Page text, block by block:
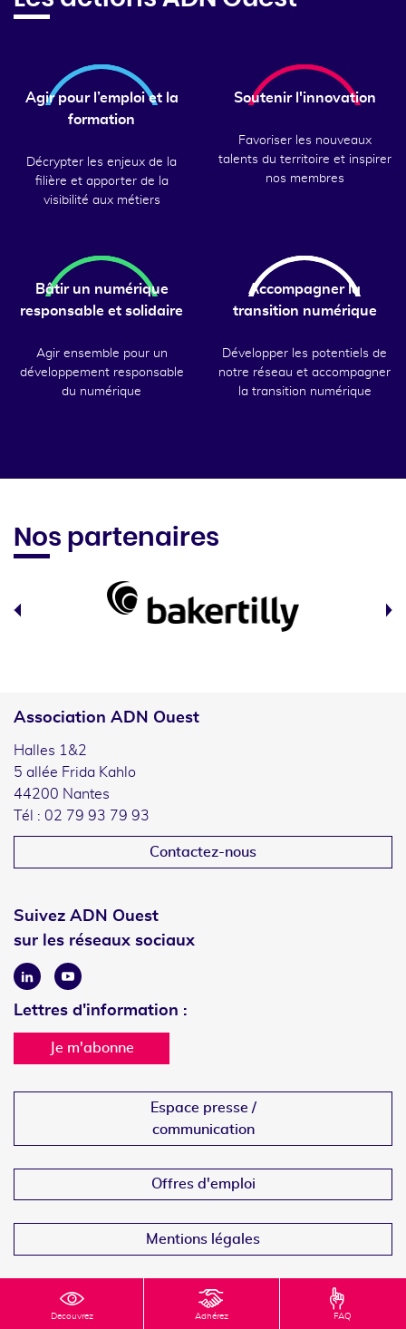
Decouvrez Adhérez FAQ
Agir pour l’emploi et la
formation
Décrypter les enjeux de la
filière et apporter de la
visibilité aux métiers
Soutenir l'innovation
Favoriser les nouveaux
talents du territoire et inspirer
nos membres
Bâtir un numérique
responsable et solidaire
Agir ensemble pour un
développement responsable
du numérique
Accompagner la
transition numérique
Développer les potentiels de
notre réseau et accompagner
la transition numérique
Nos partenaires
Association ADN Ouest
Halles 1&2
5 allée Frida Kahlo
44200 Nantes
Tél : 02 79 93 79 93
Contactez-nous
Suivez ADN Ouest
sur les réseaux sociaux
LinkedinYoutube
Lettres d'information :
Je m'abonne
Espace presse /
communication
Offres d'emploi
Mentions légales